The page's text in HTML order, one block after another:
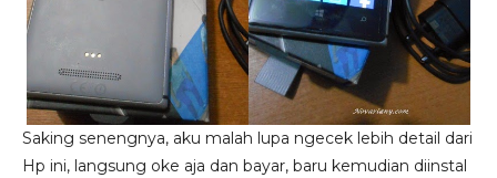
Saking senengnya, aku malah lupa ngecek lebih detail dari
Hp ini, langsung oke aja dan bayar, baru kemudian diinstal